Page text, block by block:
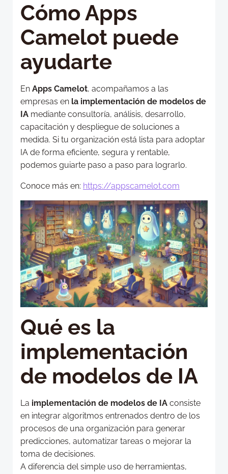
Cómo Apps
Camelot puede
ayudarte
En Apps Camelot, acompañamos a las
empresas en la implementación de modelos de
IA mediante consultoría, análisis, desarrollo,
capacitación y despliegue de soluciones a
medida. Si tu organización está lista para adoptar
IA de forma eficiente, segura y rentable,
podemos guiarte paso a paso para lograrlo.
Conoce más en: https://appscamelot.com
Qué es la
implementación
de modelos de IA
La implementación de modelos de IA consiste
en integrar algoritmos entrenados dentro de los
procesos de una organización para generar
predicciones, automatizar tareas o mejorar la
toma de decisiones.
A diferencia del simple uso de herramientas,